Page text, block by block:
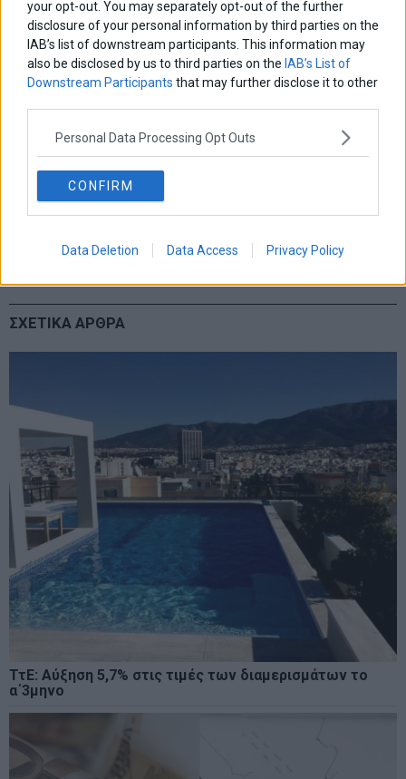
your opt-out. You may separately opt-out of the further
disclosure of your personal information by third parties on the
IAB’s list of downstream participants. This information may
also be disclosed by us to third parties on the IAB’s List of
Downstream Participants that may further disclose it to other
Personal Data Processing Opt Outs
CONFIRM
Data Deletion Data Access Privacy Policy
ΣΧΕΤΙΚΑ ΑΡΘΡΑ
ΤτΕ: Αύξηση 5,7% στις τιμές των διαμερισμάτων το
α΄3μηνο